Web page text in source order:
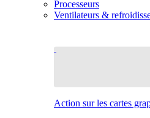
Processeurs
Ventilateurs &
Action sur les cartes